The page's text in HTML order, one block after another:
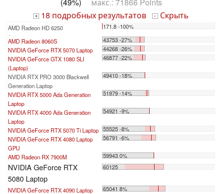
+ 18 подробных результатов - Скрыть
AMD Radeon HD 6250 171.8 -100%
...
AMD Radeon 8060S
43753 -27%
NVIDIA GeForce RTX 5070 Laptop
44268 -26%
NVIDIA GeForce GTX 1080 SLI
(Laptop)
46877 -22%
NVIDIA RTX PRO 3000 Blackwell
Generation Laptop
49410 -18%
NVIDIA RTX 5000 Ada Generation
Laptop
51979 -14%
NVIDIA RTX 4000 Ada Generation
Laptop
54921 -9%
NVIDIA GeForce RTX 5070 Ti Laptop 55525 -8%
NVIDIA GeForce RTX 4080 Laptop
GPU
56791 -6%
AMD Radeon RX 7900M 59943 0%
NVIDIA GeForce RTX
5080 Laptop
60125
NVIDIA GeForce RTX 4090 Laptop 65041 8%